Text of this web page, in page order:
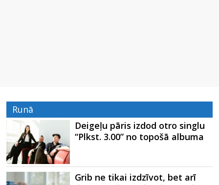
Runā
Deigeļu pāris izdod otro singlu
“Plkst. 3.00” no topošā albuma
Grib ne tikai izdzīvot, bet arī